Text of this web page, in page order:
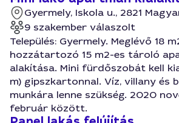
Gyermely, Iskola u., 2821
9 szakember válaszolt
Település: Gyermely. Meglévő 18
hozzátartozó 15 m2-es tároló
alakítása. Mini fürdőszobát kell
m) gipszkartonnal. Víz, villany és
munkára lenne szükség. 2020
február között.